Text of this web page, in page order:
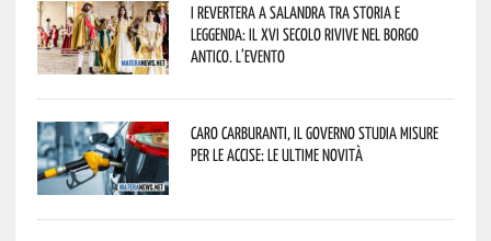
I Revertera a Salandra tra storia e
leggenda: il XVI secolo rivive nel borgo
antico. L’evento
Caro carburanti, il governo studia misure
per le accise: le ultime novità